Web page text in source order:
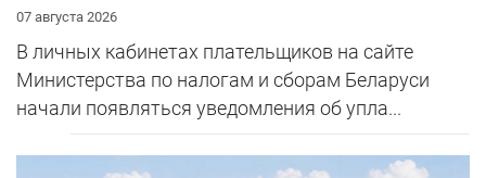
07 августа 2026
В личных кабинетах плательщиков на сайте
Министерства по налогам и сборам Беларуси
начали появляться уведомления об упла...